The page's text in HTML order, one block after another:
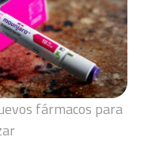
fármacos para